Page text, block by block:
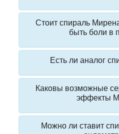
Стоит спираль
быть боли в
Есть ли аналог
Каковы возможные
эффекты
Можно ли ставит